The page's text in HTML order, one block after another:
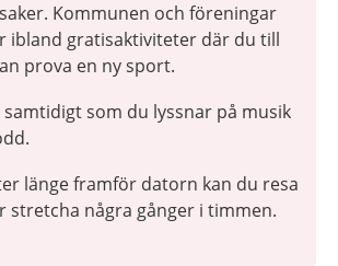
Kommunen och föreningar
ibland gratisaktiviteter där du till
prova en ny sport.
samtidigt som du lyssnar på musik
länge framför datorn kan du resa
stretcha några gånger i timmen.